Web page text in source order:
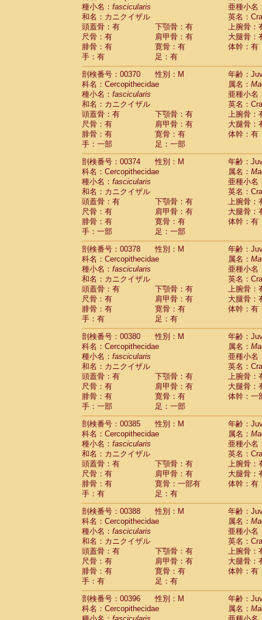
種小名： fascicularis
亜種小名
和名：カニクイザル
英名：
頭蓋骨：有
下顎骨：有
上腕骨：
尺骨：有
肩甲骨：有
大腿骨：
腓骨：有
寛骨：有
体幹：有
手：有
足：有
剖検番号：00370
性別：M
年齢：
科名：Cercopithecidae
属名：
種小名： fascicularis
亜種小名
和名：カニクイザル
英名：
頭蓋骨：有
下顎骨：有
上腕骨：
尺骨：有
肩甲骨：有
大腿骨：
腓骨：有
寛骨：有
体幹：有
手：一部
足：一部
剖検番号：00374
性別：M
年齢：
科名：Cercopithecidae
属名：
種小名： fascicularis
亜種小名
和名：カニクイザル
英名：
頭蓋骨：有
下顎骨：有
上腕骨：
尺骨：有
肩甲骨：有
大腿骨：
腓骨：有
寛骨：有
体幹：有
手：一部
足：一部
剖検番号：00378
性別：M
年齢：
科名：Cercopithecidae
属名：
種小名： fascicularis
亜種小名
和名：カニクイザル
英名：
頭蓋骨：有
下顎骨：有
上腕骨：
尺骨：有
肩甲骨：有
大腿骨：
腓骨：有
寛骨：有
体幹：有
手：有
足：有
剖検番号：00380
性別：M
年齢：
科名：Cercopithecidae
属名：
種小名： fascicularis
亜種小名
和名：カニクイザル
英名：
頭蓋骨：有
下顎骨：有
上腕骨：
尺骨：有
肩甲骨：有
大腿骨：
腓骨：有
寛骨：有
体幹：一
手：一部
足：一部
剖検番号：00385
性別：M
年齢：
科名：Cercopithecidae
属名：
種小名： fascicularis
亜種小名
和名：カニクイザル
英名：
頭蓋骨：有
下顎骨：有
上腕骨：
尺骨：有
肩甲骨：有
大腿骨：
腓骨：有
寛骨：一部有
体幹：有
手：有
足：有
剖検番号：00388
性別：M
年齢：
科名：Cercopithecidae
属名：
種小名： fascicularis
亜種小名
和名：カニクイザル
英名：
頭蓋骨：有
下顎骨：有
上腕骨：
尺骨：有
肩甲骨：有
大腿骨：
腓骨：有
寛骨：有
体幹：有
手：有
足：有
剖検番号：00396
性別：M
年齢：
科名：Cercopithecidae
属名：